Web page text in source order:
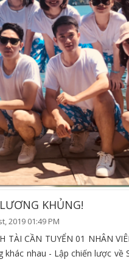
KHỦNG!
2019 01:49 PM
CẦN TUYỂN 01 NHÂN
nhau - Lập chiến lược về